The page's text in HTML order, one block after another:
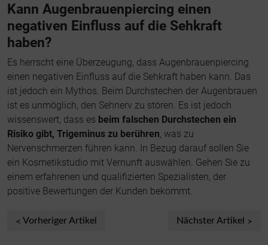
Kann Augenbrauenpiercing einen
negativen Einfluss auf die Sehkraft
haben?
Es herrscht eine Überzeugung, dass Augenbrauenpiercing
einen negativen Einfluss auf die Sehkraft haben kann. Das
ist jedoch ein Mythos. Beim Durchstechen der Augenbrauen
ist es unmöglich, den Sehnerv zu stören. Es ist jedoch
wissenswert, dass es beim falschen Durchstechen ein
Risiko gibt, Trigeminus zu berühren, was zu
Nervenschmerzen führen kann. In Bezug darauf sollen Sie
ein Kosmetikstudio mit Vernunft auswählen. Gehen Sie zu
einem erfahrenen und qualifizierten Spezialisten, der
positive Bewertungen der Kunden bekommt.
Vorheriger Artikel Nächster Artikel